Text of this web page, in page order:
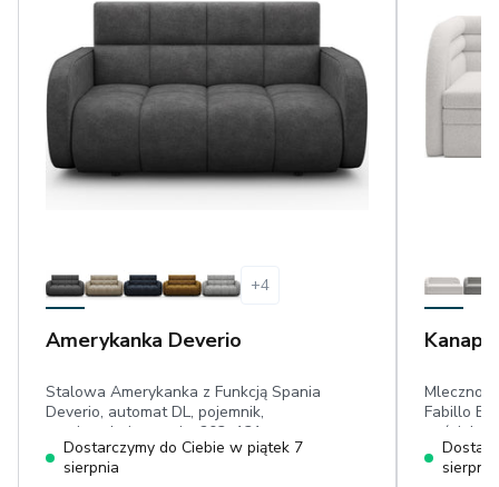
+4
Amerykanka Deverio
Stalowa Amerykanka z Funkcją Spania
Deverio, automat DL, pojemnik,
powierzchnia spania: 203×131 cm,
odporny na ścieranie szenil
Dostarczymy do Ciebie w piątek 7
sierpnia
Fabillo
pościel,
cm, dwa
w dotyku
sierpnia